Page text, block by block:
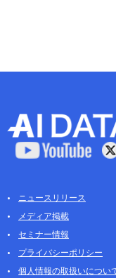
ニュースリリース
メディア掲載
セミナー情報
プライバシーポリシー
個人情報の取扱いについ